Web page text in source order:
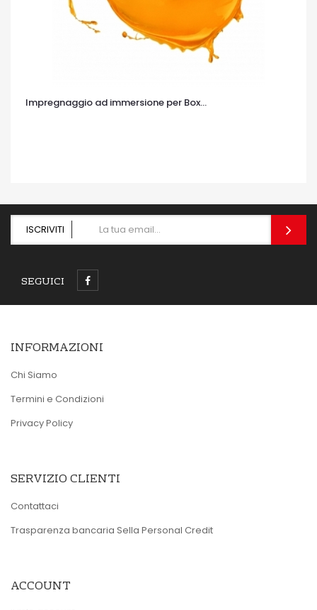
Impregnaggio ad immersione per Box...
ISCRIVITI
SEGUICI
INFORMAZIONI
Chi Siamo
Termini e Condizioni
Privacy Policy
SERVIZIO CLIENTI
Contattaci
Trasparenza bancaria Sella Personal Credit
ACCOUNT